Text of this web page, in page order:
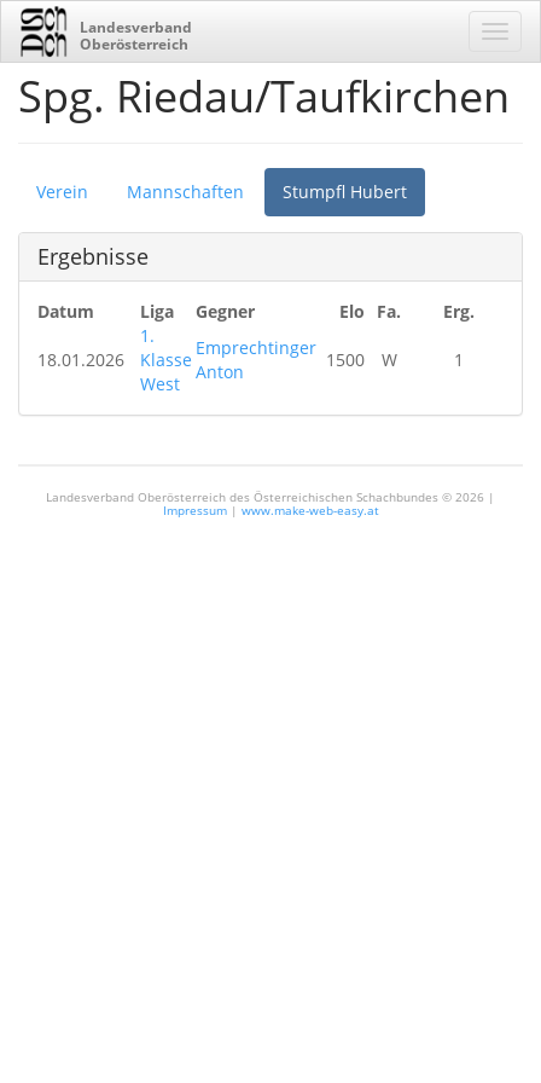
Landesverband
Oberösterreich
Spg. Riedau/Taufkirchen
Verein Mannschaften Stumpfl Hubert
Ergebnisse
Datum Liga Gegner Elo Fa. Erg.
18.01.2026
1.
Klasse
West
Emprechtinger
Anton
1500 W 1
Landesverband Oberösterreich des Österreichischen Schachbundes © 2026 |
Impressum| www.make-web-easy.at